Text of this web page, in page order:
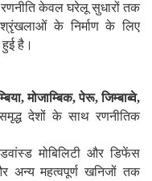
केवल घरेलू सुधारों तक
के निर्माण के लिए
है।
,मोजाम्बिक,पेरू,जिम्बाब्वे,
देशों के साथ रणनीतिक
मोबिलिटी और डिफेंस
महत्वपूर्ण खनिजों तक